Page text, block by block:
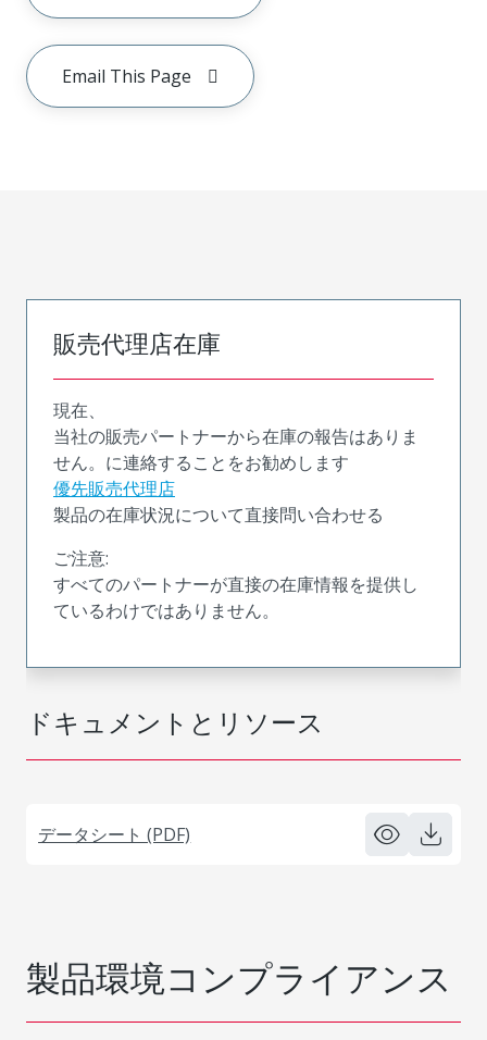
Email This Page
ドキュメントとリソース
データシート (PDF)
販売代理店在庫
現在、
当社の販売パートナーから在庫の報告はありま
せん。に連絡することをお勧めします
優先販売代理店
製品の在庫状況について直接問い合わせる
ご注意:
すべてのパートナーが直接の在庫情報を提供し
ているわけではありません。
製品環境コンプライアンス